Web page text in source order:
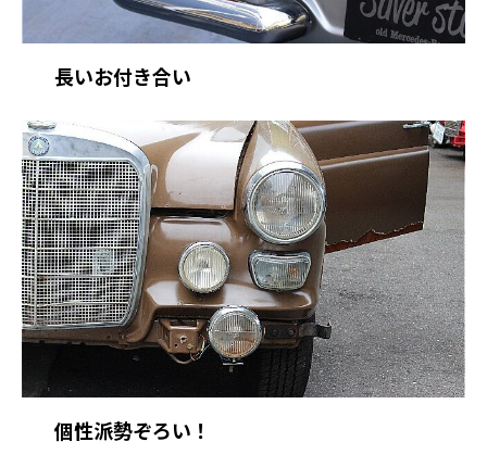
長いお付き合い
個性派勢ぞろい！